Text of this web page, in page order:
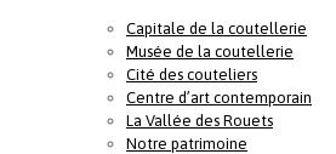
Capitale de la coutellerie
Musée de la coutellerie
Cité des couteliers
Centre d’art contemporain
La Vallée des Rouets
Notre patrimoine